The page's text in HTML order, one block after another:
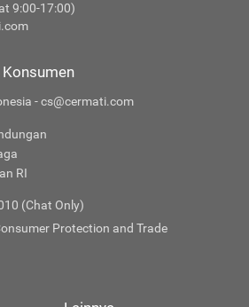
9:00-17:00)
Konsumen
- cs@cermati.com
RI
(Chat Only)
Protection and Trade